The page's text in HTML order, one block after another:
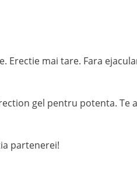
mai tare. Fara
gel pentru potenta. Te
partenerei!